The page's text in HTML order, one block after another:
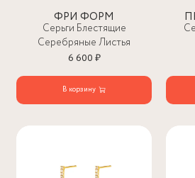
ФРИ ФОРМ
Серьги Блестящие
Серебряные Листья
6 600 ₽
В корзину